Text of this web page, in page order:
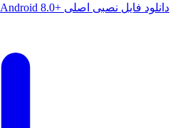
دانلود فایل نصبی اصلی +Android 8.0